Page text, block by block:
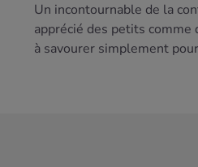
Un incontournable de la
apprécié des petits comme
à savourer simplement